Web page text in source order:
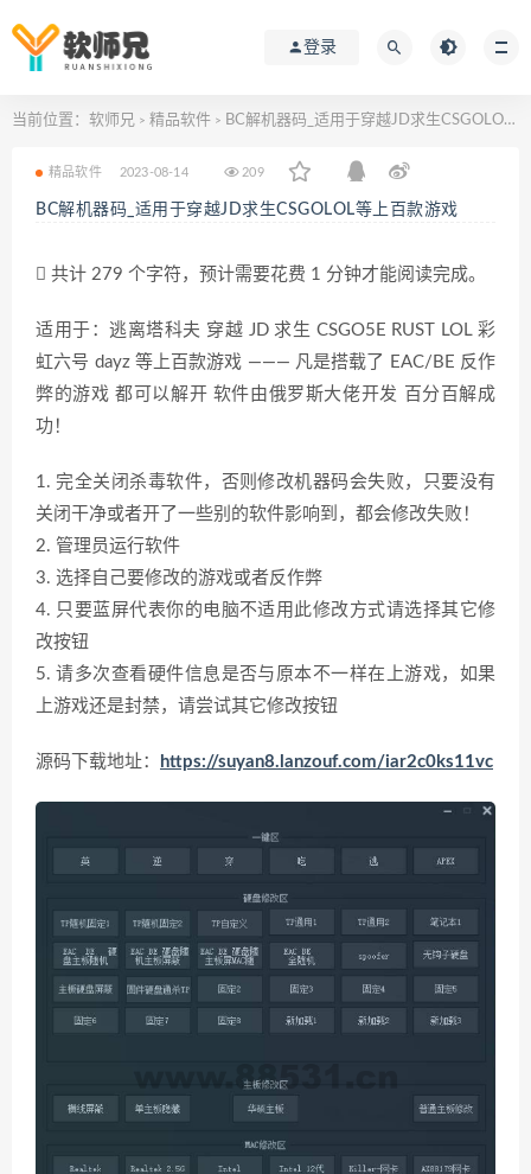
登录
当前位置： 软师兄 > 精品软件 > BC解机器码_适用于穿越JD求生CSGOLOL等上百款游戏
精品软件 2023-08-14 209
BC解机器码_适用于穿越JD求生CSGOLOL等上百款游戏
共计 279 个字符，预计需要花费 1 分钟才能阅读完成。
适用于：逃离塔科夫 穿越 JD 求生 CSGO5E RUST LOL 彩
虹六号 dayz 等上百款游戏 ——— 凡是搭载了 EAC/BE 反作
弊的游戏 都可以解开 软件由俄罗斯大佬开发 百分百解成
功！
1. 完全关闭杀毒软件，否则修改机器码会失败，只要没有
关闭干净或者开了一些别的软件影响到，都会修改失败！
2. 管理员运行软件
3. 选择自己要修改的游戏或者反作弊
4. 只要蓝屏代表你的电脑不适用此修改方式请选择其它修
改按钮
5. 请多次查看硬件信息是否与原本不一样在上游戏，如果
上游戏还是封禁，请尝试其它修改按钮
源码下载地址： https://suyan8.lanzouf.com/iar2c0ks11vc